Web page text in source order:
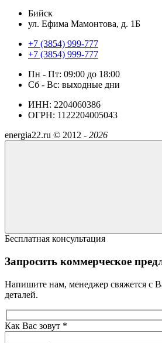
Бийск
ул. Ефима Мамонтова, д. 1Б
+7 (3854) 999-777
+7 (3854) 999-777
Пн - Пт: 09:00 до 18:00
Сб - Вс: выходные дни
ИНН: 2204060386
ОГРН: 1122204005043
energia22.ru © 2012 - 2026
Бесплатная консультация
Запросить коммерческое
Напишите нам, менеджер свяжется с
деталей.
Как Вас зовут *